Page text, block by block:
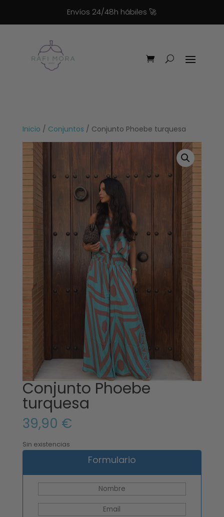
Envíos 24/48h hábiles 🚀
Inicio / Conjuntos / Conjunto Phoebe turquesa
Conjunto Phoebe
turquesa
39,90 €
Sin existencias
Formulario